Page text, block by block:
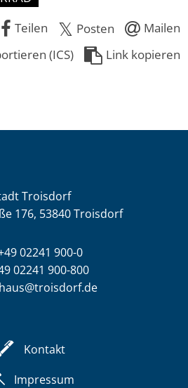
Teilen
Posten
Mailen
(ICS)
Link kopieren
Troisdorf
176, 53840 Troisdorf
02241 900-0
02241 900-800
Kontakt
Impressum